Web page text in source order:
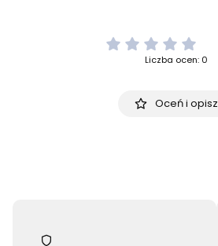
Liczba ocen: 0
Oceń i opisz